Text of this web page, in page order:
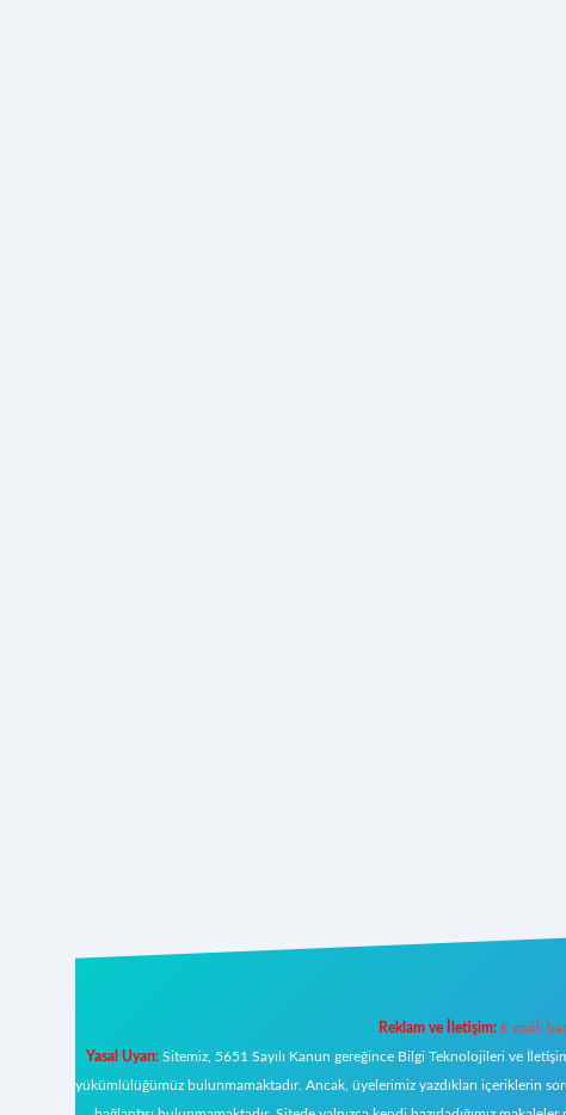
Reklam ve İletişim: E-mail:
Yasal Uyarı:Sitemiz, 5651 Sayılı Kanun gereğince Bilgi Teknolojileri ve
yükümlülüğümüz bulunmamaktadır. Ancak, üyelerimiz yazdıkları içeriklerin